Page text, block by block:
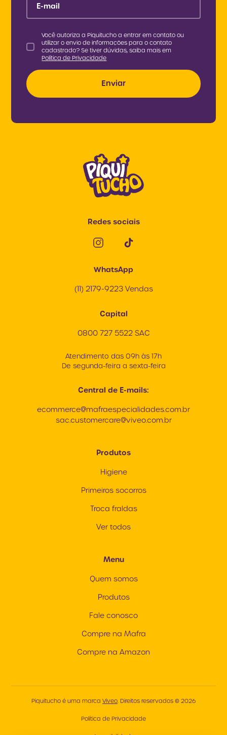
E-mail
Você autoriza a Piquitucho a entrar em contato ou
utilizar o envio de informações para o contato
cadastrado? Se tiver dúvidas, saiba mais em
Política de Privacidade
Redes sociais
WhatsApp
(11) 2179-9223 Vendas
Capital
0800 727 5522 SAC
Atendimento das 09h às 17h
De segunda-feira a sexta-feira
Central de E-mails:
ecommerce@mafraespecialidades.com.br
sac.customercare@viveo.com.br
Produtos
Higiene
Primeiros socorros
Troca fraldas
Ver todos
Menu
Quem somos
Produtos
Fale conosco
Compre na Mafra
Compre na Amazon
Piquitucho é uma marca Viveo. Direitos reservados © 2026
Política de Privacidade